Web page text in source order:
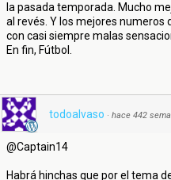
la pasada temporada. Mucho
al revés. Y los mejores numeros
con casi siempre malas
En fin, Fútbol.
todoalvaso · hace 442
@Captain14
Habrá hinchas que por el tema